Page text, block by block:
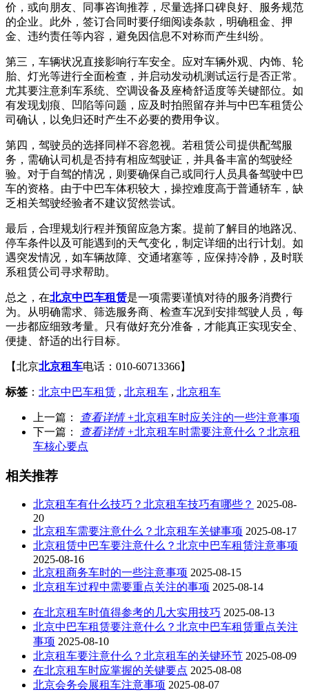
价，或向朋友、同事咨询推荐，尽量选择口碑良好、服务规范
的企业。此外，签订合同时要仔细阅读条款，明确租金、押
金、违约责任等内容，避免因信息不对称而产生纠纷。
第三，车辆状况直接影响行车安全。应对车辆外观、内饰、轮
胎、灯光等进行全面检查，并启动发动机测试运行是否正常。
尤其要注意刹车系统、空调设备及座椅舒适度等关键部位。如
有发现划痕、凹陷等问题，应及时拍照留存并与中巴车租赁公
司确认，以免归还时产生不必要的费用争议。
第四，驾驶员的选择同样不容忽视。若租赁公司提供配驾服
务，需确认司机是否持有相应驾驶证，并具备丰富的驾驶经
验。对于自驾的情况，则要确保自己或同行人员具备驾驶中巴
车的资格。由于中巴车体积较大，操控难度高于普通轿车，缺
乏相关驾驶经验者不建议贸然尝试。
最后，合理规划行程并预留应急方案。提前了解目的地路况、
停车条件以及可能遇到的天气变化，制定详细的出行计划。如
遇突发情况，如车辆故障、交通堵塞等，应保持冷静，及时联
系租赁公司寻求帮助。
总之，在北京中巴车租赁是一项需要谨慎对待的服务消费行
为。从明确需求、筛选服务商、检查车况到安排驾驶人员，每
一步都应细致考量。只有做好充分准备，才能真正实现安全、
便捷、舒适的出行目标。
【北京北京租车电话：010-60713366】
标签 ： 北京中巴车租赁 , 北京租车 , 北京租车
上一篇： 查看详情 +北京租车时应关注的一些注意事项
下一篇：
查看详情 +北京租车时需要注意什么？北京租
车核心要点
相关推荐
北京租车有什么技巧？北京租车技巧有哪些？ 2025-08-
20
北京租车需要注意什么？北京租车关键事项 2025-08-17
北京租赁中巴车要注意什么？北京中巴车租赁注意事项
2025-08-16
北京租商务车时的一些注意事项 2025-08-15
北京租车过程中需要重点关注的事项 2025-08-14
在北京租车时值得参考的几大实用技巧 2025-08-13
北京中巴车租赁要注意什么？北京中巴车租赁重点关注
事项 2025-08-10
北京租车要注意什么？北京租车的关键环节 2025-08-09
在北京租车时应掌握的关键要点 2025-08-08
北京会务会展租车注意事项 2025-08-07